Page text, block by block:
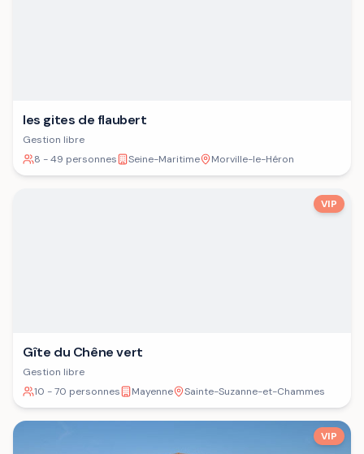
les gites de flaubert
Gestion libre
8 - 49 personnes
Seine-Maritime Morville-le-Héron
VIP
Gîte du Chêne vert
Gestion libre
10 - 70 personnes
Mayenne Sainte-Suzanne-et-Chammes
VIP